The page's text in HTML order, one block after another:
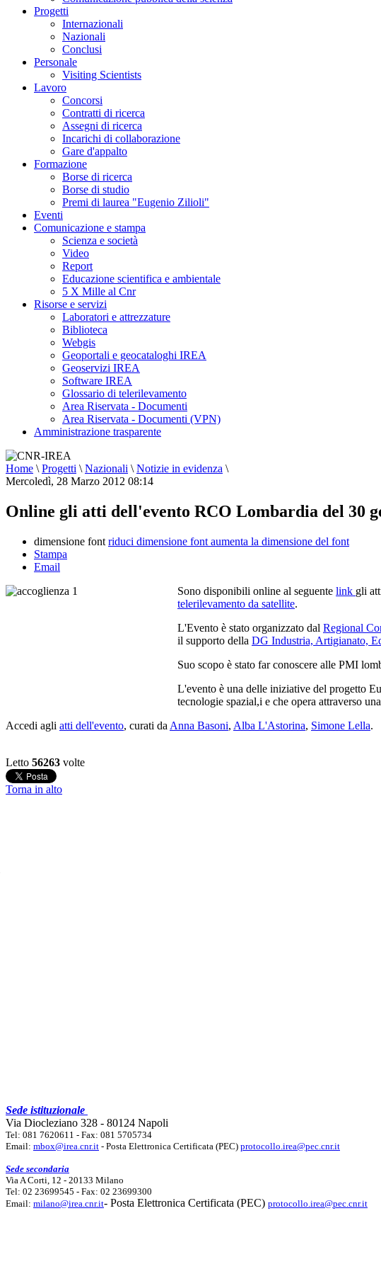
Progetti
Internazionali
Nazionali
Conclusi
Personale
Visiting Scientists
Lavoro
Concorsi
Contratti di ricerca
Assegni di ricerca
Incarichi di collaborazione
Gare d'appalto
Formazione
Borse di ricerca
Borse di studio
Premi di laurea "Eugenio Zilioli"
Eventi
Comunicazione e stampa
Scienza e società
Video
Report
Educazione scientifica e ambientale
5 X Mille al Cnr
Risorse e servizi
Laboratori e attrezzature
Biblioteca
Webgis
Geoportali e geocataloghi IREA
Geoservizi IREA
Software IREA
Glossario di telerilevamento
Area Riservata - Documenti
Area Riservata - Documenti (VPN)
Amministrazione trasparente
Home \ Progetti \ Nazionali \ Notizie in evidenza \
Mercoledì, 28 Marzo 2012 08:14
Online gli atti dell'evento RCO Lombardia del 30
dimensione font riduci dimensione font aumenta la dimensione del font
Stampa
Email
Sono disponibili online al seguente link gli
telerilevamento da satellite.
L'Evento è stato organizzato dal Regional
il supporto della DG Industria, Artigianato,
Suo scopo è stato far conoscere alle PMI
L'evento è una delle iniziative del progetto
tecnologie spazial,i e che opera attraverso
Accedi agli atti dell'evento, curati da Anna Basoni, Alba L'Astorina, Simone Lella.
Letto 56263 volte
Torna in alto
Sede istituzionale
Via Diocleziano 328 - 80124 Napoli
Tel: 081 7620611 - Fax: 081 5705734
Email: mbox@irea.cnr.it - Posta Elettronica Certificata (PEC) protocollo.irea@pec.cnr.it
Sede secondaria
Via A Corti, 12 - 20133 Milano
Tel: 02 23699545 - Fax: 02 23699300
Email: milano@irea.cnr.it- Posta Elettronica Certificata (PEC) protocollo.irea@pec.cnr.it